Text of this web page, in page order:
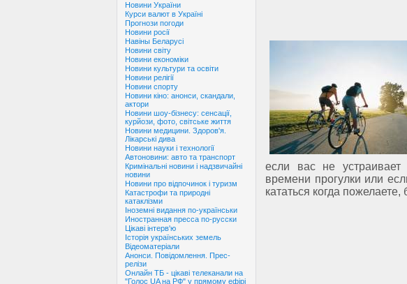
Новини України
Курси валют в Україні
Прогнози погоди
Новини росії
Навіны Беларусі
Новини світу
Новини економіки
Новини культури та освіти
Новини релігії
Новини спорту
Новини кіно: анонси, скандали,
актори
Новини шоу-бізнесу: сенсації,
курйози, фото, світське життя
Новини медицини. Здоров'я.
Лікарські дива
Новини науки і технології
Автоновини: авто та транспорт
Кримінальні новини і надзвичайні
новини
Новини про відпочинок і туризм
Катастрофи та природні
катаклізми
Іноземні видання по-українськи
Иностранная пресса по-русски
Цікаві інтерв'ю
Історія українських земель
Відеоматеріали
Анонси. Повідомлення. Прес-
релізи
Онлайн ТБ - цікаві телеканали на
"Голос UA на РФ" у прямому ефірі
если вас не устраивает
времени прогулки или
кататься когда